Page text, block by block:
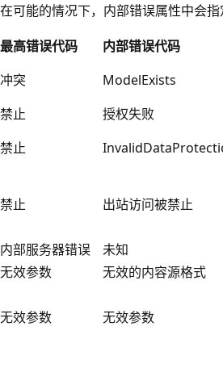
在可能的情况下，内部错误属性中会指
最高错误代码
内部错误代码
冲突
ModelExists
禁止
授权失败
禁止
禁止 出站访问被禁止
内部服务器错误
未知
无效参数
无效的内容源格式
无效参数 无效参数